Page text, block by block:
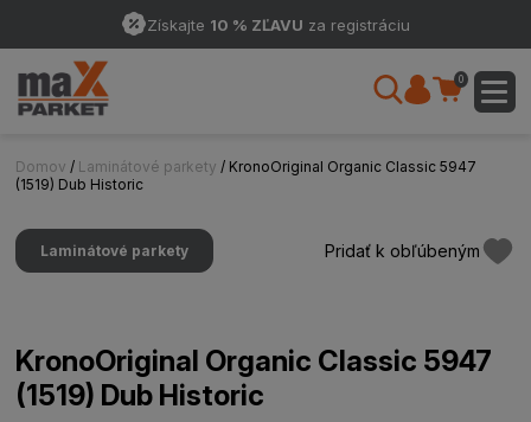
Získajte 10 % ZĽAVU za registráciu
0
Domov / Laminátové parkety / KronoOriginal Organic Classic 5947
(1519) Dub Historic
Laminátové parkety Pridať k obľúbeným
KronoOriginal Organic Classic 5947
(1519) Dub Historic